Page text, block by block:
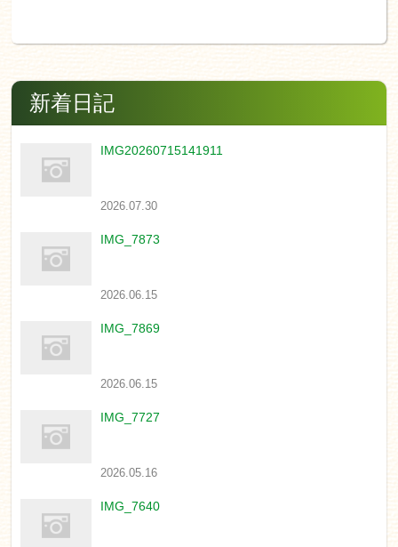
新着日記
IMG20260715141911
2026.07.30
IMG_7873
2026.06.15
IMG_7869
2026.06.15
IMG_7727
2026.05.16
IMG_7640